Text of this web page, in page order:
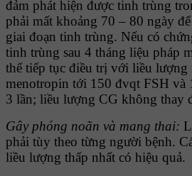
đảm phát hiện được tinh trùng
phải mất khoảng 70 – 80 ngày
giai đoạn tinh trùng. Nếu có
tinh trùng sau 4 tháng liệu pháp
thể tiếp tục điều trị với liều lượng
menotropin tới 150 đvqt FSH và
3 lần; liều lượng CG không thay
Gây phóng noãn và mang thai:
phải tùy theo từng người bệnh.
liều lượng thấp nhất có hiệu quả.